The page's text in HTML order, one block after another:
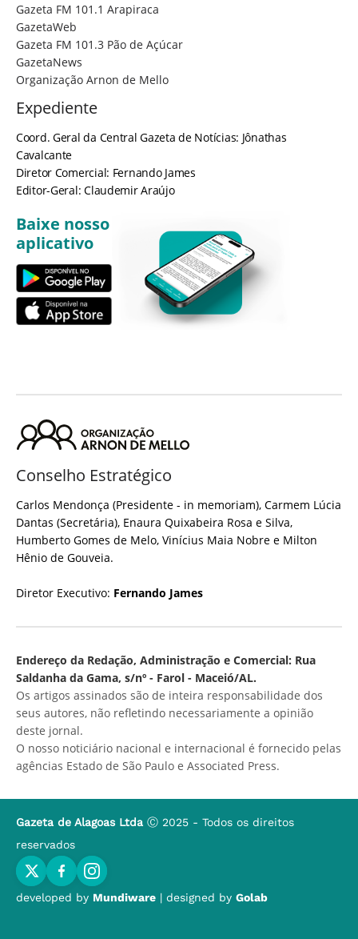
Gazeta FM 101.1 Arapiraca
GazetaWeb
Gazeta FM 101.3 Pão de Açúcar
GazetaNews
Organização Arnon de Mello
Expediente
Coord. Geral da Central Gazeta de Notícias: Jônathas
Cavalcante
Diretor Comercial: Fernando James
Editor-Geral: Claudemir Araújo
Baixe nosso
aplicativo
Conselho Estratégico
Carlos Mendonça (Presidente - in memoriam), Carmem Lúcia
Dantas (Secretária), Enaura Quixabeira Rosa e Silva,
Humberto Gomes de Melo, Vinícius Maia Nobre e Milton
Hênio de Gouveia.
Diretor Executivo: Fernando James
Endereço da Redação, Administração e Comercial: Rua
Saldanha da Gama, s/nº - Farol - Maceió/AL.
Os artigos assinados são de inteira responsabilidade dos
seus autores, não refletindo necessariamente a opinião
deste jornal.
O nosso noticiário nacional e internacional é fornecido pelas
agências Estado de São Paulo e Associated Press.
Gazeta de Alagoas Ltda Ⓒ 2025 - Todos os direitos
reservados
developed by Mundiware | designed by Golab